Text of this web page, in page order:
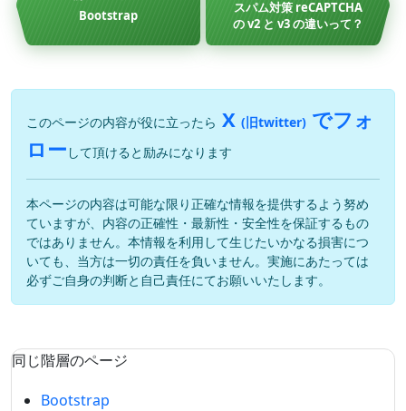
Bootstrap
スパム対策 reCAPTCHA
の v2 と v3 の違いって？
このページの内容が役に立ったら X (旧twitter) でフォ
ロー して頂けると励みになります
本ページの内容は可能な限り正確な情報を提供するよう努め
ていますが、内容の正確性・最新性・安全性を保証するもの
ではありません。本情報を利用して生じたいかなる損害につ
いても、当方は一切の責任を負いません。実施にあたっては
必ずご自身の判断と自己責任にてお願いいたします。
同じ階層のページ
Bootstrap